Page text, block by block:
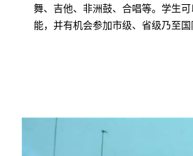
舞、吉他、非洲鼓、合唱等。学生
能，并有机会参加市级、省级乃至国